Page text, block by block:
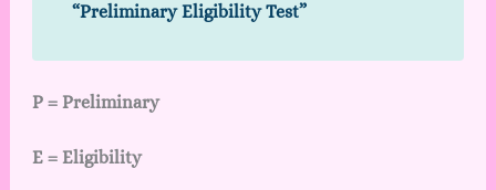
“Preliminary Eligibility Test”
P = Preliminary
E = Eligibility